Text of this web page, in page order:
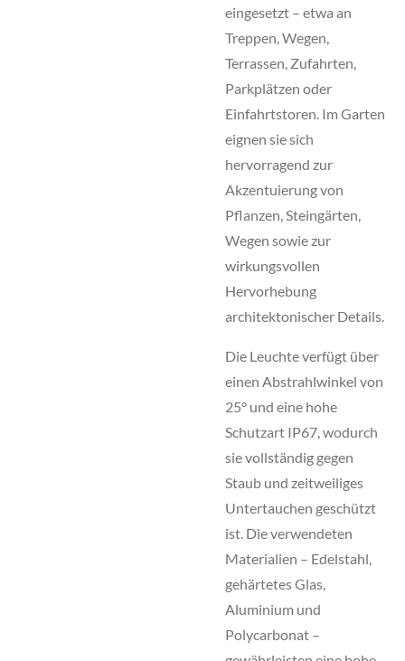
eingesetzt – etwa an
Treppen, Wegen,
Terrassen, Zufahrten,
Parkplätzen oder
Einfahrtstoren. Im Garten
eignen sie sich
hervorragend zur
Akzentuierung von
Pflanzen, Steingärten,
Wegen sowie zur
wirkungsvollen
Hervorhebung
architektonischer Details.
Die Leuchte verfügt über
einen Abstrahlwinkel von
25° und eine hohe
Schutzart IP67, wodurch
sie vollständig gegen
Staub und zeitweiliges
Untertauchen geschützt
ist. Die verwendeten
Materialien – Edelstahl,
gehärtetes Glas,
Aluminium und
Polycarbonat –